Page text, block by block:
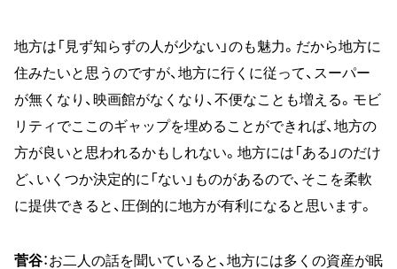
地方は「見ず知らずの人が少ない」のも魅力。だから地方に
住みたいと思うのですが、地方に行くに従って、スーパー
が無くなり、映画館がなくなり、不便なことも増える。モビ
リティでここのギャップを埋めることができれば、地方の
方が良いと思われるかもしれない。地方には「ある」のだけ
ど、いくつか決定的に「ない」ものがあるので、そこを柔軟
に提供できると、圧倒的に地方が有利になると思います。
菅谷：お二人の話を聞いていると、地方には多くの資産が眠